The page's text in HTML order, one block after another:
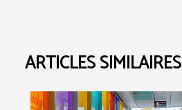
ARTICLES SIMILAIRES